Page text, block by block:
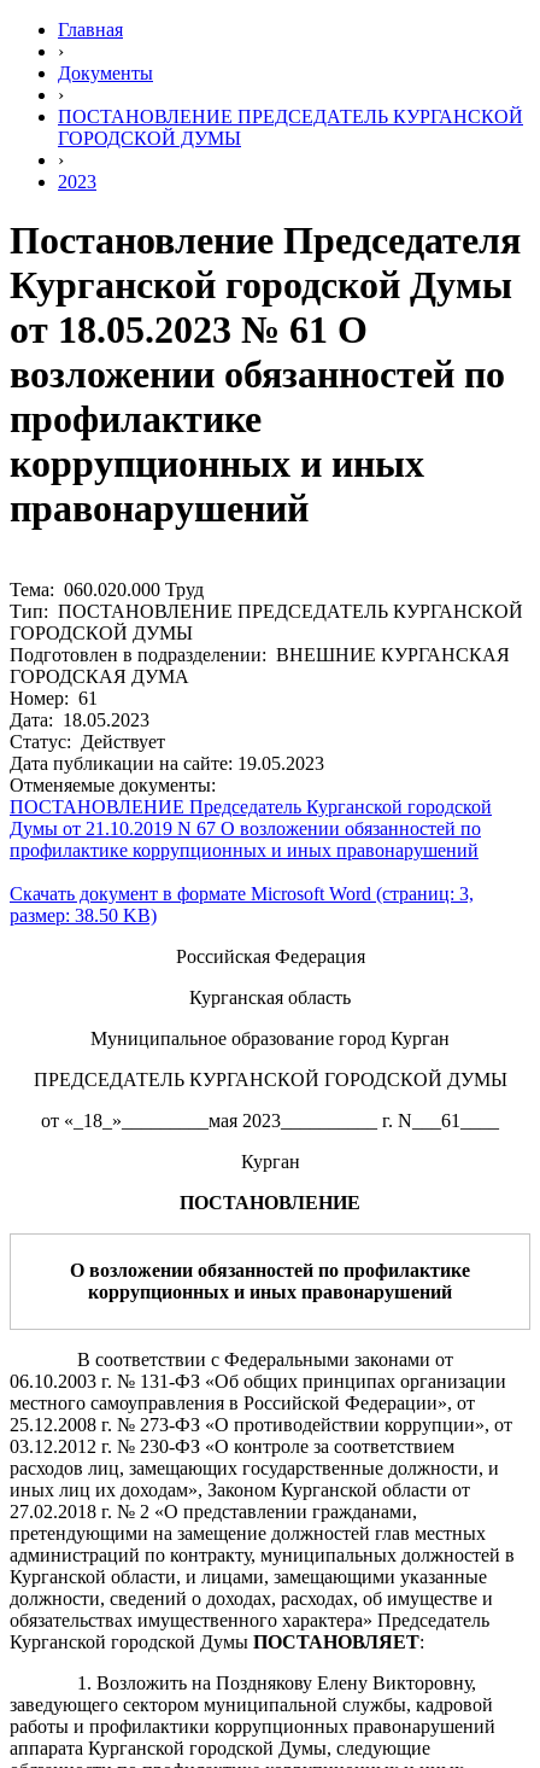
Главная
›
Документы
›
ПОСТАНОВЛЕНИЕ ПРЕДСЕДАТЕЛЬ КУРГАНСКОЙ
ГОРОДСКОЙ ДУМЫ
›
2023
Постановление Председателя
Курганской городской Думы
от 18.05.2023 № 61 О
возложении обязанностей по
профилактике
коррупционных и иных
правонарушений
Тема: 060.020.000 Труд
Тип: ПОСТАНОВЛЕНИЕ ПРЕДСЕДАТЕЛЬ КУРГАНСКОЙ
ГОРОДСКОЙ ДУМЫ
Подготовлен в подразделении: ВНЕШНИЕ КУРГАНСКАЯ
ГОРОДСКАЯ ДУМА
Номер: 61
Дата: 18.05.2023
Статус: Действует
Дата публикации на сайте: 19.05.2023
Отменяемые документы:
ПОСТАНОВЛЕНИЕ Председатель Курганской городской
Думы от 21.10.2019 N 67 О возложении обязанностей по
профилактике коррупционных и иных правонарушений
Скачать документ в формате Microsoft Word (страниц: 3,
размер: 38.50 KB)
Российская Федерация
Курганская область
Муниципальное образование город Курган
ПРЕДСЕДАТЕЛЬ КУРГАНСКОЙ ГОРОДСКОЙ ДУМЫ
от «_18_»_________мая 2023__________ г. N___61____
Курган
ПОСТАНОВЛЕНИЕ
О возложении обязанностей по профилактике
коррупционных и иных правонарушений
В соответствии с Федеральными законами от
06.10.2003 г. № 131-ФЗ «Об общих принципах организации
местного самоуправления в Российской Федерации», от
25.12.2008 г. № 273-ФЗ «О противодействии коррупции», от
03.12.2012 г. № 230-ФЗ «О контроле за соответствием
расходов лиц, замещающих государственные должности, и
иных лиц их доходам», Законом Курганской области от
27.02.2018 г. № 2 «О представлении гражданами,
претендующими на замещение должностей глав местных
администраций по контракту, муниципальных должностей в
Курганской области, и лицами, замещающими указанные
должности, сведений о доходах, расходах, об имуществе и
обязательствах имущественного характера» Председатель
Курганской городской Думы ПОСТАНОВЛЯЕТ:
1. Возложить на Позднякову Елену Викторовну,
заведующего сектором муниципальной службы, кадровой
работы и профилактики коррупционных правонарушений
аппарата Курганской городской Думы, следующие